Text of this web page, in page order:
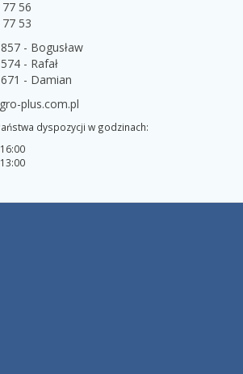
56
53
- Bogusław
- Rafał
- Damian
plus.com.pl
dyspozycji w godzinach: